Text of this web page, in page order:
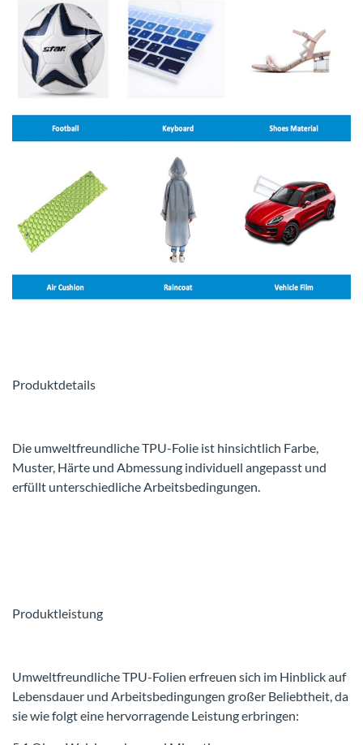
Produktdetails
Die umweltfreundliche TPU-Folie ist hinsichtlich Farbe,
Muster, Härte und Abmessung individuell angepasst und
erfüllt unterschiedliche Arbeitsbedingungen.
Produktleistung
Umweltfreundliche TPU-Folien erfreuen sich im Hinblick auf
Lebensdauer und Arbeitsbedingungen großer Beliebtheit, da
sie wie folgt eine hervorragende Leistung erbringen: